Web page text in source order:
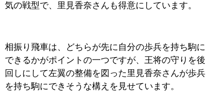
気の戦型で、里見香奈さんも得意にしています。
相振り飛車は、どちらが先に自分の歩兵を持ち駒に
できるかがポイントの一つですが、王将の守りを後
回しにして左翼の整備を図った里見香奈さんが歩兵
を持ち駒にできそうな構えを見せています。